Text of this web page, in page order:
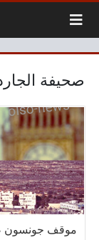
صحيفة
موقف جونسون